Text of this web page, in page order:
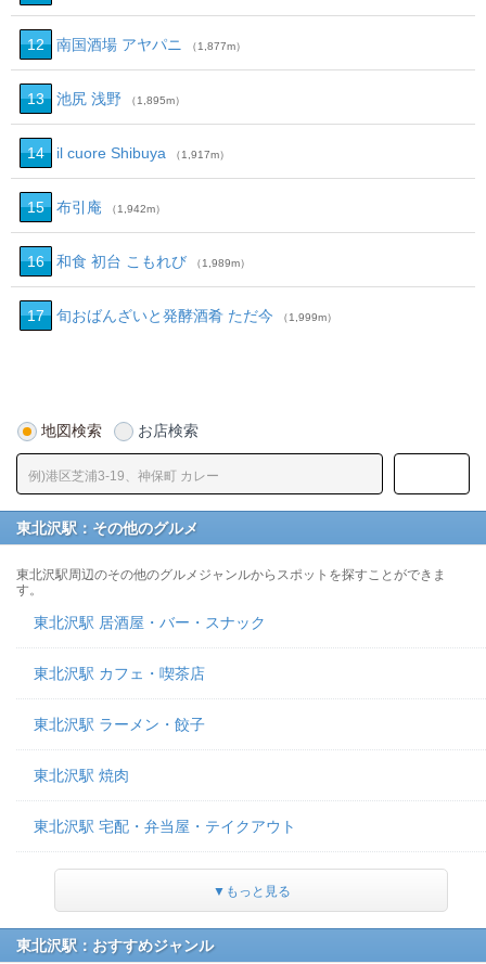
12 南国酒場 アヤパニ （1,877m）
13 池尻 浅野 （1,895m）
14 il cuore Shibuya （1,917m）
15 布引庵 （1,942m）
16 和食 初台 こもれび （1,989m）
17 旬おばんざいと発酵酒肴 ただ今 （1,999m）
地図検索 お店検索
東北沢駅：その他のグルメ
東北沢駅周辺のその他のグルメジャンルからスポットを探すことができま
す。
東北沢駅 居酒屋・バー・スナック
東北沢駅 カフェ・喫茶店
東北沢駅 ラーメン・餃子
東北沢駅 焼肉
東北沢駅 宅配・弁当屋・テイクアウト
▼もっと見る
東北沢駅：おすすめジャンル